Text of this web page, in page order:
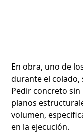
En obra, uno de
durante el colado,
Pedir concreto
planos
volumen,
en la ejecución.